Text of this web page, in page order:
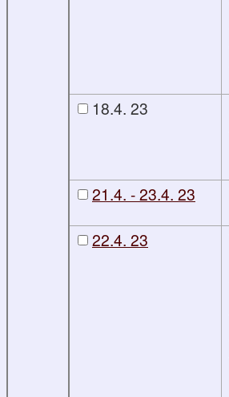
18.4. 23
21.4. - 23.4. 23
22.4. 23